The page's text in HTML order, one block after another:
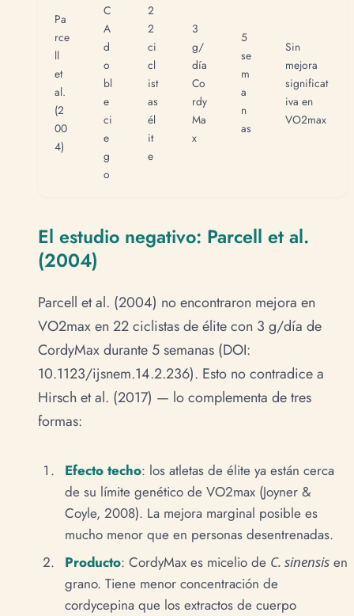
Pa
rce
ll
et
al.
(2
00
4)
C
A
d
o
bl
e
ci
e
g
o
2
2
ci
cl
ist
as
él
it
e
3
g/
día
Co
rdy
Ma
x
5
se
m
a
n
as
Sin
mejora
significat
iva en
VO2max
El estudio negativo: Parcell et al.
(2004)
Parcell et al. (2004) no encontraron mejora en
VO2max en 22 ciclistas de élite con 3 g/día de
CordyMax durante 5 semanas (DOI:
10.1123/ijsnem.14.2.236). Esto no contradice a
Hirsch et al. (2017) — lo complementa de tres
formas:
Efecto techo: los atletas de élite ya están cerca
de su límite genético de VO2max (Joyner &
Coyle, 2008). La mejora marginal posible es
mucho menor que en personas desentrenadas.
Producto: CordyMax es micelio de C. sinensis en
grano. Tiene menor concentración de
cordycepina que los extractos de cuerpo